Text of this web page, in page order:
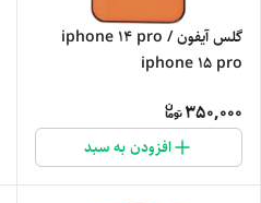
گلس آیفون iphone 14 pro /
iphone 15 pro
350,000
افزودن به سبد